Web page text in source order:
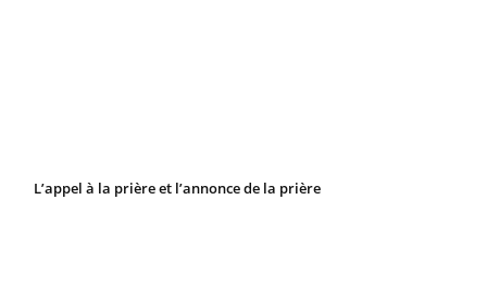
L’appel à la prière et l’annonce de la prière